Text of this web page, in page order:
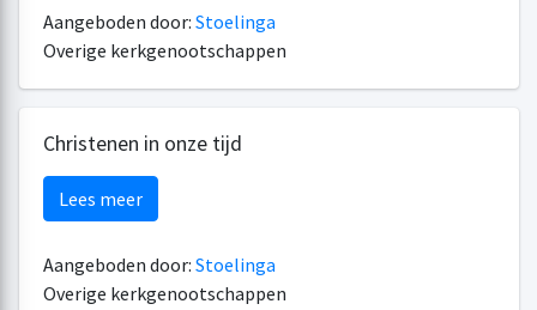
Aangeboden door: Stoelinga
Overige kerkgenootschappen
Christenen in onze tijd
Lees meer
Aangeboden door: Stoelinga
Overige kerkgenootschappen